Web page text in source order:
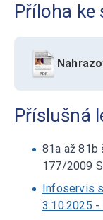
Příloha ke
Příslušná
81a až 81b
177/2009
Infoservis
3.10.2025 -